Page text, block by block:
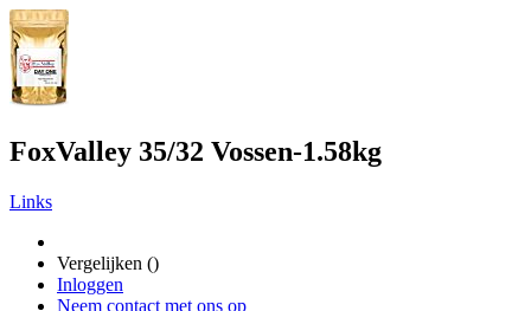
FoxValley 35/32 Vossen-1.58kg
Links
Vergelijken ()
Inloggen
Neem contact met ons op